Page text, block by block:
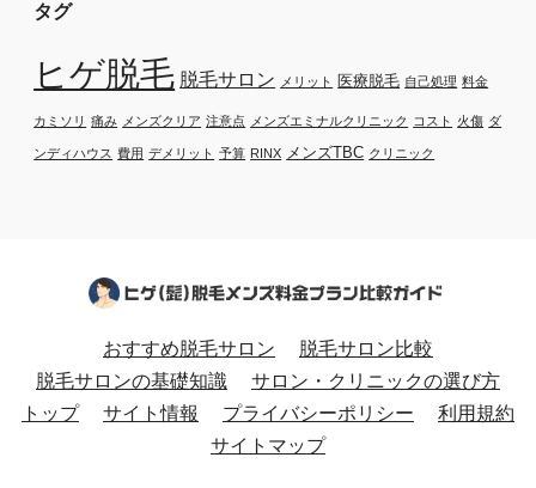
タグ
ヒゲ脱毛 脱毛サロン メリット 医療脱毛 自己処理 料金
カミソリ 痛み メンズクリア 注意点 メンズエミナルクリニック コスト 火傷 ダ
ンディハウス 費用 デメリット 予算 RINX メンズTBC クリニック
おすすめ脱毛サロン
脱毛サロン比較
脱毛サロンの基礎知識
サロン・クリニックの選び方
トップ
サイト情報 プライバシーポリシー
利用規約
サイトマップ